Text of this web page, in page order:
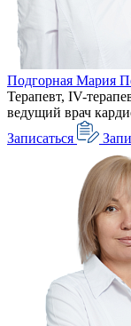
Подгорная Мария
Терапевт, IV-
ведущий врач
Записаться